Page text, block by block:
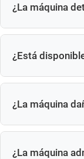
¿La máquina
Sí, detección de
¿Está
Sí, las piezas
¿La máquina
No. El
¿La máquina